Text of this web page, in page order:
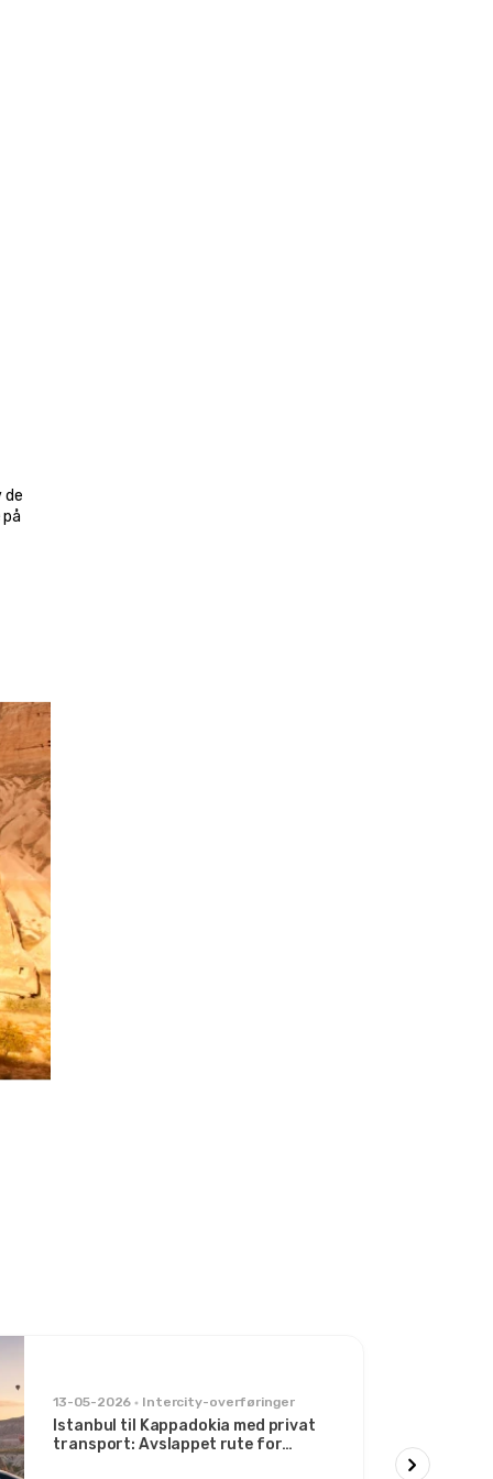
de
13-05-2026 Intercity-overføringer
Istanbul til Kappadokia med privat
transport: Avslappet rute for